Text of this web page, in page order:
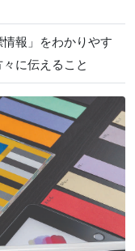
報」をわかりやす
に伝えること